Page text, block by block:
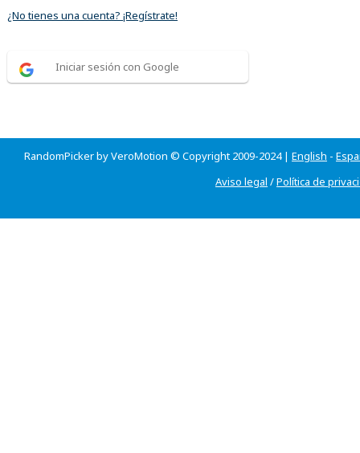
¿No tienes una cuenta? ¡Regístrate!
Iniciar sesión con Google
RandomPicker by VeroMotion © Copyright 2009-2024 | English -
Aviso legal /Política de